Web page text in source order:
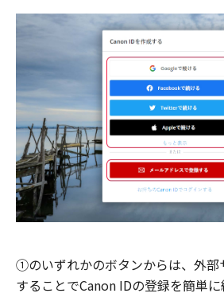
①のいずれかのボタンからは、外部
することでCanon IDの登録を簡単